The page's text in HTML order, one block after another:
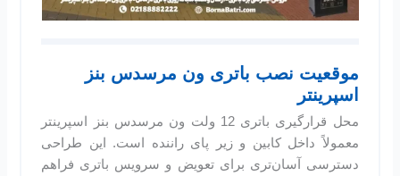
موقعیت نصب باتری ون مرسدس بنز
اسپرینتر
محل قرارگیری باتری 12 ولت ون مرسدس بنز اسپرینتر
معمولاً داخل کابین و زیر پای راننده است. این طراحی
دسترسی آسان‌تری برای تعویض و سرویس باتری فراهم